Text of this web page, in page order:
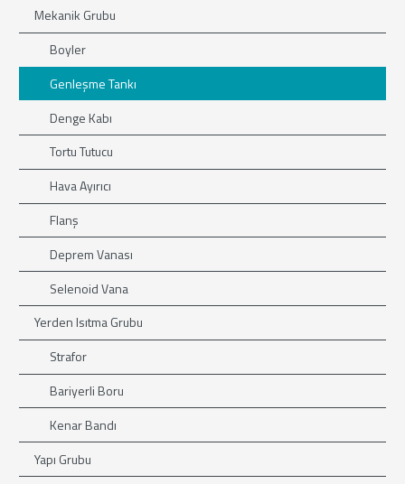
Mekanik Grubu
Boyler
Genleşme Tankı
Denge Kabı
Tortu Tutucu
Hava Ayırıcı
Flanş
Deprem Vanası
Selenoid Vana
Yerden Isıtma Grubu
Strafor
Bariyerli Boru
Kenar Bandı
Yapı Grubu